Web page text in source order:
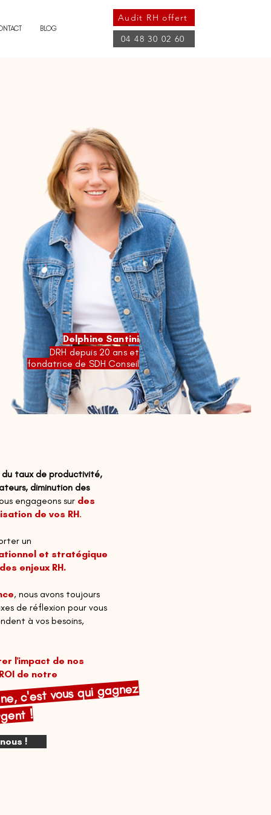
BLOG
Audit RH offert
04 48 30 02 60
Delphine Santini
DRH depuis 20 ans et
fondatrice de SDH Conseil
du taux de productivité,
diminution des
engageons sur des
de vos RH.
un
et stratégique
enjeux RH.
, nous avons toujours
de réflexion pour vous
à vos besoins,
l'impact de nos
de notre
c'est vous qui gagnez
!
!